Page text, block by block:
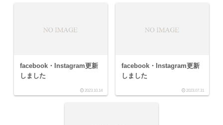
facebook・Instagram更新
しました
2023.10.14
facebook・Instagram更新
しました
2023.07.31